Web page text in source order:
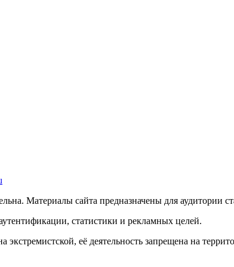
Материалы сайта предназначены для аудитории
статистики и рекламных целей.
её деятельность запрещена на